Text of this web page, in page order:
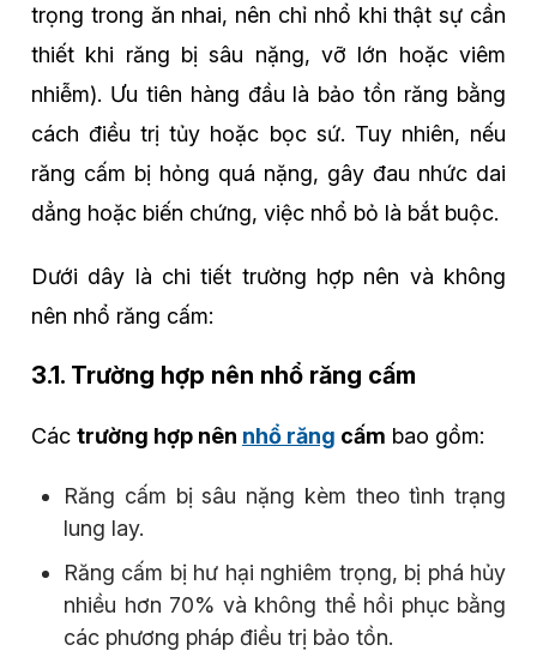
trọng trong ăn nhai, nên chỉ nhổ khi thật sự cần
thiết khi răng bị sâu nặng, vỡ lớn hoặc viêm
nhiễm). Ưu tiên hàng đầu là bảo tồn răng bằng
cách điều trị tủy hoặc bọc sứ. Tuy nhiên, nếu
răng cấm bị hỏng quá nặng, gây đau nhức dai
dẳng hoặc biến chứng, việc nhổ bỏ là bắt buộc.
Dưới dây là chi tiết trường hợp nên và không
nên nhổ răng cấm:
3.1. Trường hợp nên nhổ răng cấm
Các trường hợp nên nhổ răng cấm bao gồm:
Răng cấm bị sâu nặng kèm theo tình trạng
lung lay.
Răng cấm bị hư hại nghiêm trọng, bị phá hủy
nhiều hơn 70% và không thể hồi phục bằng
các phương pháp điều trị bảo tồn.